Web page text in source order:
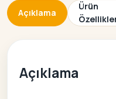
Açıklama
Ürün
Açıklama